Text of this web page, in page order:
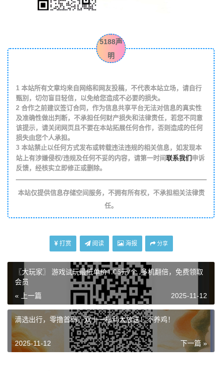
5188声
明
1本站所有文章均来自网络和网友投稿，不代表本站立场，请自行
甄别，切勿盲目轻信，以免给您造成不必要的损失。
2合作之前建议签订合同，作为信息共享平台无法对信息的真实性
及准确性做出判断，不承担任何财产损失和法律责任，若您不同意
该提示，请关闭网页且不要在本站拓展任何合作，否则造成的任何
损失由您个人承担。
3本站禁止以任何方式发布或转载违法违规的相关信息，如发现本
站上有涉嫌侵权/违规及任何不妥的内容，请第一时间联系我们申诉
反馈，经核实立即修正或删除。
本站仅提供信息存储空间服务，不拥有所有权，不承担相关法律责
任。
打赏 阅读 海报 分享
〖大玩家〗 游戏试玩最低单价1.06元/个 ,多机翻倍，免费领取
会员
« 上一篇 2025-11-12
滴选出行，零撸首码，双十一福利大放送！不养鸡！
下一篇 »
2025-11-12